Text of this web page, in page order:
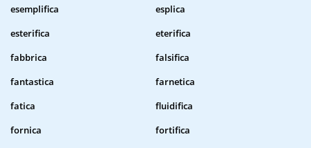
esemplifica
esplica
esterifica
eterifica
fabbrica
falsifica
fantastica
farnetica
fatica
fluidifica
fornica
fortifica